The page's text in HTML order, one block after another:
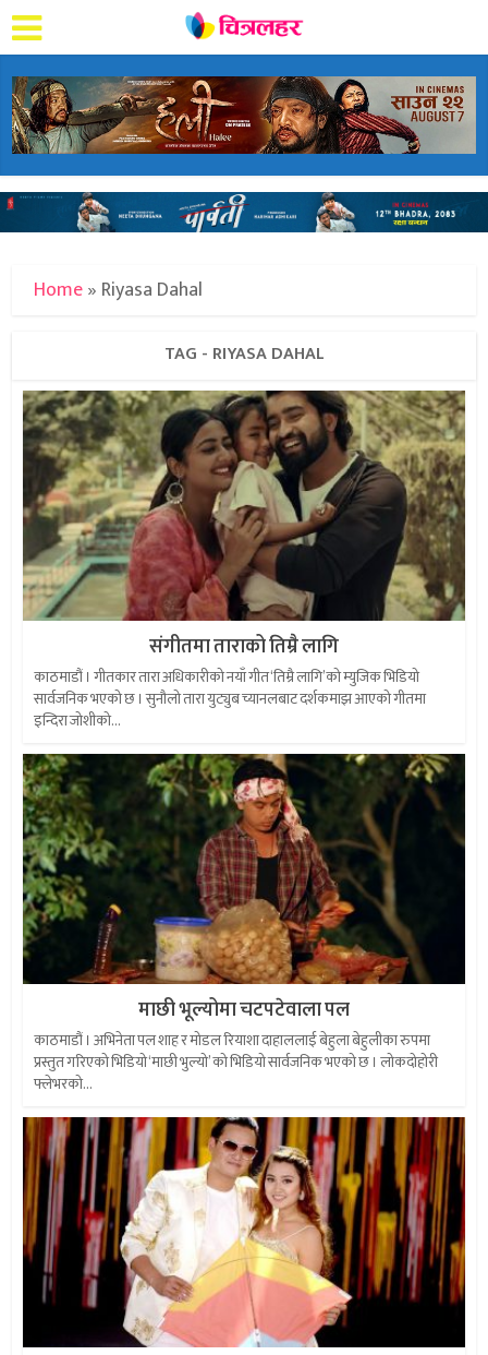
Home» Riyasa Dahal
TAG - RIYASA DAHAL
संगीतमा ताराको तिम्रै लागि
काठमाडौं । गीतकार तारा अधिकारीको नयाँ गीत ‘तिम्रै लागि’को म्युजिक भिडियो
सार्वजनिक भएको छ । सुनौलो तारा युट्युब च्यानलबाट दर्शकमाझ आएको गीतमा
इन्दिरा जोशीको...
माछी भूल्योमा चटपटेवाला पल
काठमाडौं । अभिनेता पल शाह र मोडल रियाशा दाहाललाई बेहुला बेहुलीका रुपमा
प्रस्तुत गरिएको भिडियो ‘माछी भुल्यो’ को भिडियो सार्वजनिक भएको छ । लोकदोहोरी
फ्लेभरको...